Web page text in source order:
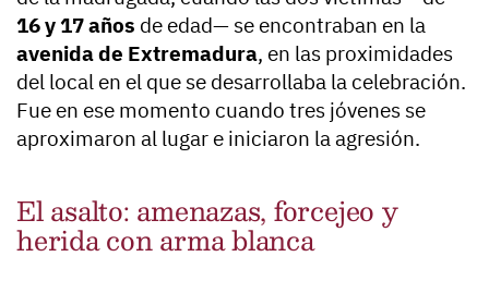
16 y 17 años de edad— se encontraban en la
avenida de Extremadura, en las proximidades
del local en el que se desarrollaba la celebración.
Fue en ese momento cuando tres jóvenes se
aproximaron al lugar e iniciaron la agresión.
El asalto: amenazas, forcejeo y
herida con arma blanca